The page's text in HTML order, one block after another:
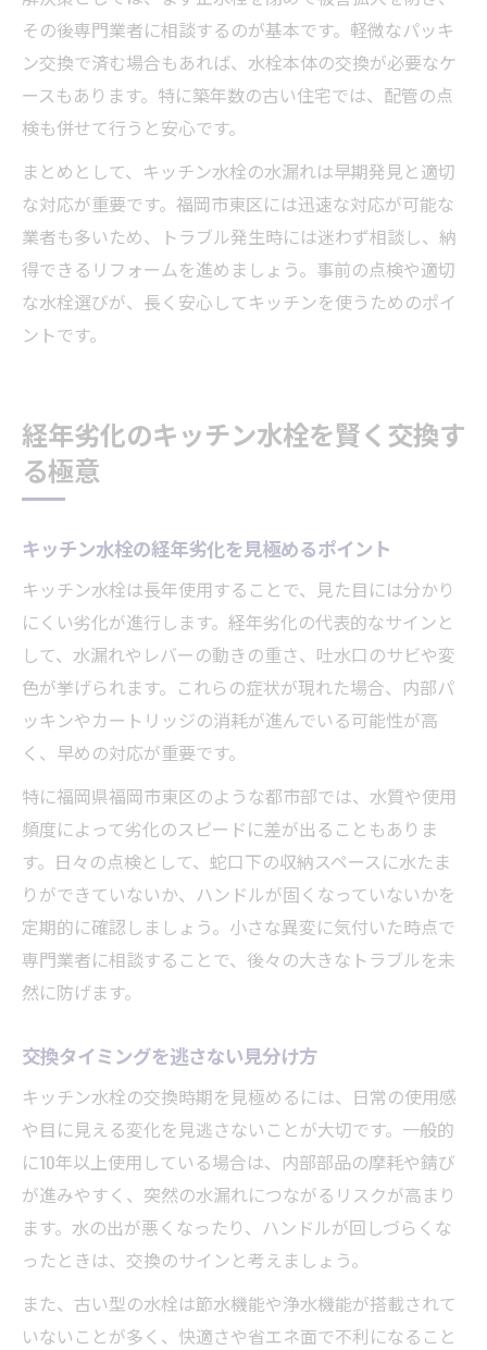
その後専門業者に相談するのが基本です。軽微なパッキ
ン交換で済む場合もあれば、水栓本体の交換が必要なケ
ースもあります。特に築年数の古い住宅では、配管の点
検も併せて行うと安心です。
まとめとして、キッチン水栓の水漏れは早期発見と適切
な対応が重要です。福岡市東区には迅速な対応が可能な
業者も多いため、トラブル発生時には迷わず相談し、納
得できるリフォームを進めましょう。事前の点検や適切
な水栓選びが、長く安心してキッチンを使うためのポイ
ントです。
経年劣化のキッチン水栓を賢く交換す
る極意
キッチン水栓の経年劣化を見極めるポイント
キッチン水栓は長年使用することで、見た目には分かり
にくい劣化が進行します。経年劣化の代表的なサインと
して、水漏れやレバーの動きの重さ、吐水口のサビや変
色が挙げられます。これらの症状が現れた場合、内部パ
ッキンやカートリッジの消耗が進んでいる可能性が高
く、早めの対応が重要です。
特に福岡県福岡市東区のような都市部では、水質や使用
頻度によって劣化のスピードに差が出ることもありま
す。日々の点検として、蛇口下の収納スペースに水たま
りができていないか、ハンドルが固くなっていないかを
定期的に確認しましょう。小さな異変に気付いた時点で
専門業者に相談することで、後々の大きなトラブルを未
然に防げます。
交換タイミングを逃さない見分け方
キッチン水栓の交換時期を見極めるには、日常の使用感
や目に見える変化を見逃さないことが大切です。一般的
に10年以上使用している場合は、内部部品の摩耗や錆び
が進みやすく、突然の水漏れにつながるリスクが高まり
ます。水の出が悪くなったり、ハンドルが回しづらくな
ったときは、交換のサインと考えましょう。
また、古い型の水栓は節水機能や浄水機能が搭載されて
いないことが多く、快適さや省エネ面で不利になること